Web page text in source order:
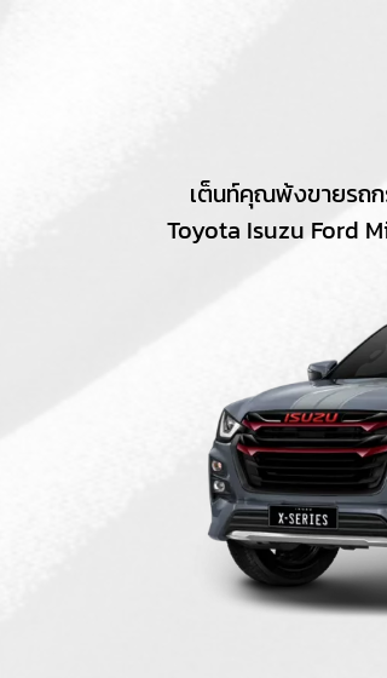
เต็นท์คุณพ้งขายรถก
Toyota Isuzu Ford